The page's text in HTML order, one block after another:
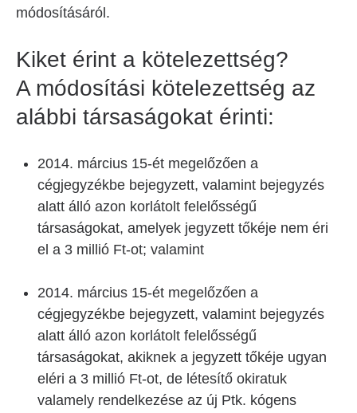
módosításáról.
Kiket érint a kötelezettség?
A módosítási kötelezettség az
alábbi társaságokat érinti:
2014. március 15-ét megelőzően a
cégjegyzékbe bejegyzett, valamint bejegyzés
alatt álló azon korlátolt felelősségű
társaságokat, amelyek jegyzett tőkéje nem éri
el a 3 millió Ft-ot; valamint
2014. március 15-ét megelőzően a
cégjegyzékbe bejegyzett, valamint bejegyzés
alatt álló azon korlátolt felelősségű
társaságokat, akiknek a jegyzett tőkéje ugyan
eléri a 3 millió Ft-ot, de létesítő okiratuk
valamely rendelkezése az új Ptk. kógens